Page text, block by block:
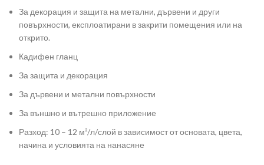
За декорация и защита на метални, дървени и други
повърхности, експлоатирани в закрити помещения или на
открито.
Кадифен гланц
За защита и декорация
За дървени и метални повърхности
За външно и вътрешно приложение
Разход: 10 – 12 м²/л/слой в зависимост от основата, цвета,
начина и условията на нанасяне